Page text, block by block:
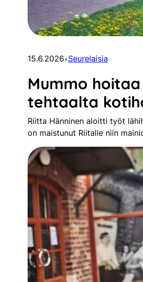
15.6.2026•Seurelaisia
Mummo
tehtaalta
Riitta Hänninen aloitti työt
on maistunut Riitalle niin